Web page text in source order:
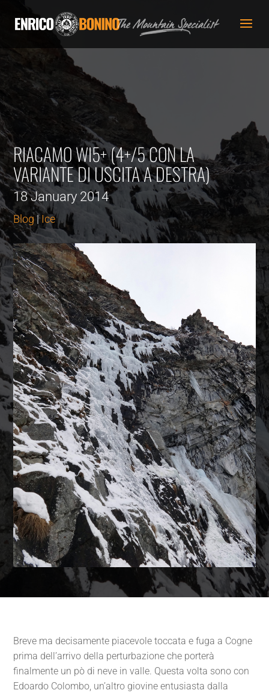
RIACAMO WI5+ (4+/5 CON LA
VARIANTE DI USCITA A DESTRA)
18 January 2014
Blog |Ice
Breve ma decisamente piacevole toccata e fuga a Cogne
prima dell’arrivo della perturbazione che porterà
finalmente un pò di neve in valle. Questa volta sono con
Edoardo Colombo, un’altro giovine entusiasta dalla